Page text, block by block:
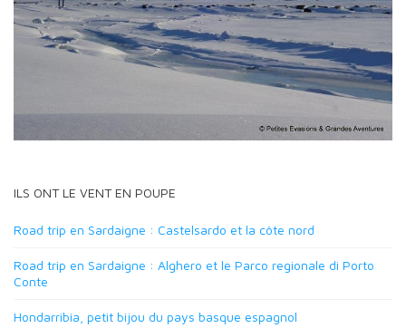
ILS ONT LE VENT EN POUPE
Road trip en Sardaigne : Castelsardo et la côte nord
Road trip en Sardaigne : Alghero et le Parco regionale di Porto
Conte
Hondarribia, petit bijou du pays basque espagnol